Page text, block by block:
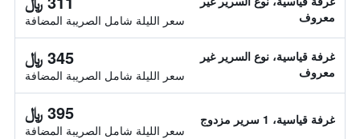
معروف
سعر الليلة شامل الصريبة المضافة
غرفة قياسية، نوع السرير غير
معروف
345 ﷼
سعر الليلة شامل الصريبة المضافة
غرفة قياسية، 1 سرير مزدوج 395 ﷼
سعر الليلة شامل الصريبة المضافة